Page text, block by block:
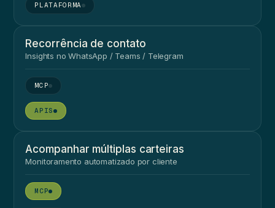
●
Recorrência de contato
Insights no WhatsApp / Teams / Telegram
●
●
Acompanhar múltiplas carteiras
Monitoramento automatizado por cliente
●